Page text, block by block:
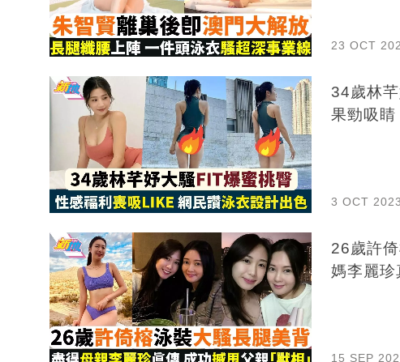
23 OCT
34歲林
果勁吸睛
3 OCT 2023
26歲許
媽李麗珍
15 SEP